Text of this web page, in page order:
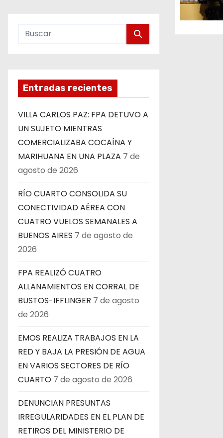
Entradas recientes
VILLA CARLOS PAZ: FPA DETUVO A
UN SUJETO MIENTRAS
COMERCIALIZABA COCAÍNA Y
MARIHUANA EN UNA PLAZA 7 de
agosto de 2026
RÍO CUARTO CONSOLIDA SU
CONECTIVIDAD AÉREA CON
CUATRO VUELOS SEMANALES A
BUENOS AIRES 7 de agosto de
2026
FPA REALIZÓ CUATRO
ALLANAMIENTOS EN CORRAL DE
BUSTOS-IFFLINGER 7 de agosto
de 2026
EMOS REALIZA TRABAJOS EN LA
RED Y BAJA LA PRESIÓN DE AGUA
EN VARIOS SECTORES DE RÍO
CUARTO 7 de agosto de 2026
DENUNCIAN PRESUNTAS
IRREGULARIDADES EN EL PLAN DE
RETIROS DEL MINISTERIO DE
e